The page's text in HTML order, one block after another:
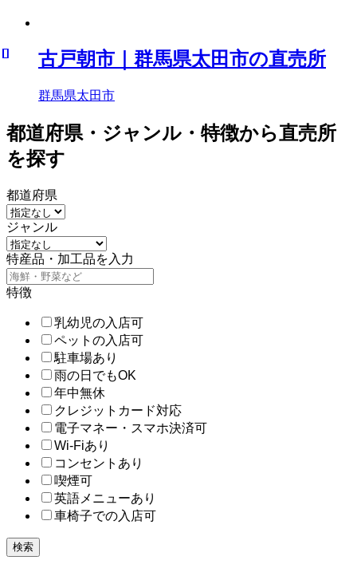
古戸朝市｜群馬県太田市の直売所
群馬県太田市
都道府県・ジャンル・特徴から直売所
を探す
都道府県
ジャンル
特産品・加工品を入力
特徴
乳幼児の入店可
ペットの入店可
駐車場あり
雨の日でもOK
年中無休
クレジットカード対応
電子マネー・スマホ決済可
Wi-Fiあり
コンセントあり
喫煙可
英語メニューあり
車椅子での入店可
検索